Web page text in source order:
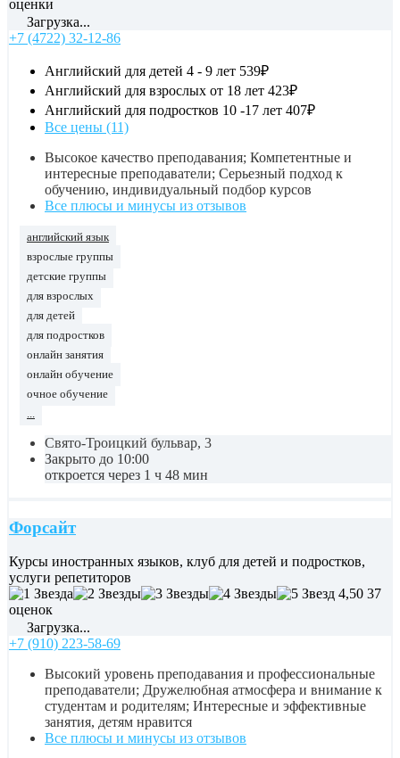
оценки
Загрузка...
+7 (4722) 32-12-86
Английский для детей 4 - 9 лет 539₽
Английский для взрослых от 18 лет 423₽
Английский для подростков 10 -17 лет 407₽
Все цены (11)
Высокое качество преподавания; Компетентные и
интересные преподаватели; Серьезный подход к
обучению, индивидуальный подбор курсов
Все плюсы и минусы из отзывов
английский язык
взрослые группы
детские группы
для взрослых
для детей
для подростков
онлайн занятия
онлайн обучение
очное обучение
...
Свято-Троицкий бульвар, 3
Закрыто до 10:00
откроется через 1 ч 48 мин
Форсайт
Курсы иностранных языков, клуб для детей и подростков,
услуги репетиторов
4,50 37
оценок
Загрузка...
+7 (910) 223-58-69
Высокий уровень преподавания и профессиональные
преподаватели; Дружелюбная атмосфера и внимание к
студентам и родителям; Интересные и эффективные
занятия, детям нравится
Все плюсы и минусы из отзывов